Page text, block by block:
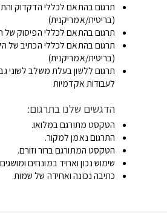
תרגום בהתאם לכללי הדקדוק
(בריטית/אמריקנית)
תרגום בהתאם לכללי הפיסוק של
תרגום בהתאם לכללי הכתיב של
(בריטית/אמריקנית)
תרגום ללשון בעלת משלב לשוני
לעבודות אקדמיות
הדגשים שלנו בתרגום:
הטקסט מתורגם במלואו.
התרגום נאמן למקור.
הטקסט המתורגם ברור וזורם.
שימוש נכון ואחיד במונחים
כתיבה נכונה ואחידה של שמות.